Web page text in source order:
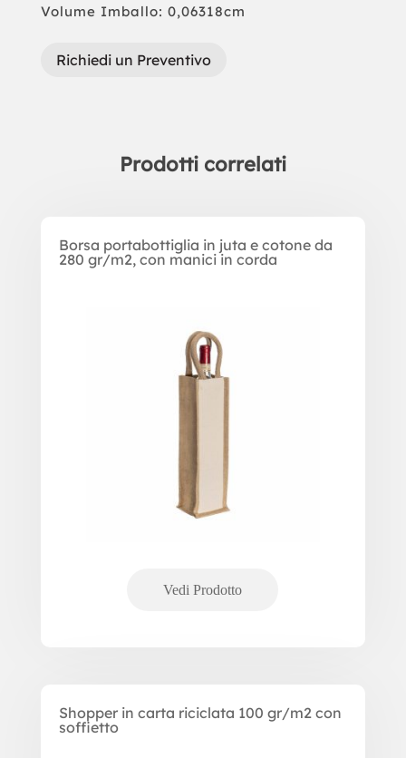
Volume Imballo: 0,06318cm
Richiedi un Preventivo
Prodotti correlati
Borsa portabottiglia in juta e cotone da
280 gr/m2, con manici in corda
Shopper in carta riciclata 100 gr/m2 con
soffietto